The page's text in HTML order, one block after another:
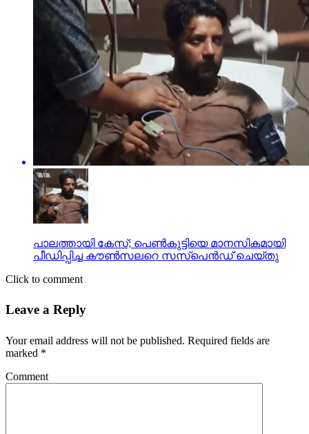
പാലത്തായി കേസ്; പെൺകുട്ടിയെ മാനസികമായി
പീഡിപ്പിച്ച കൗൺസലറെ സസ്പെൻഡ് ചെയ്തു
Click to comment
Leave a Reply
Your email address will not be published. Required fields are
marked *
Comment